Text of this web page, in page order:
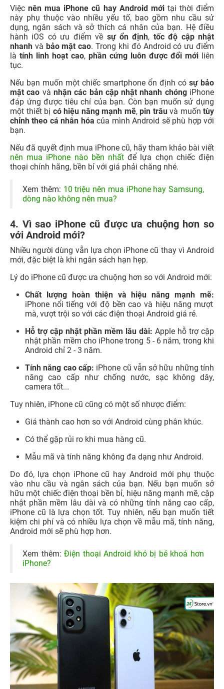
Việcnên mua iPhone cũ hay Android mớitại thời điểm
này phụ thuộc vào nhiều yếu tố, bao gồm nhu cầu sử
dụng, ngân sách và sở thích cá nhân của bạn. Hệ điều
hành iOS có ưu điểm về sự ổn định, tốc độ cập nhật
nhanh và bảo mật cao. Trong khi đó Android có ưu điểm
là tính linh hoạt cao, phần cứng luôn được đổi mới liên
tục.
Nếu bạn muốn một chiếc smartphone ổn định có sự bảo
mật cao và nhận các bản cập nhật nhanh chóngiPhone
đáp ứng được tiêu chí của bạn. Còn bạn muốn sử dụng
một thiết bị có hiệu năng mạnh mẽ, pin trâuvà muốn tùy
chỉnh theo cá nhân hóa của mình Android sẽ phù hợp với
bạn.
Nếu đã quyết định mua iPhone cũ, hãy tham khảo bài viết
nên mua iPhone nào bền nhất để lựa chọn chiếc điện
thoại chính hãng, bền bỉ với giá phải chăng nhé.
Xem thêm: 10 triệu nên mua iPhone hay Samsung,
dòng nào không nên mua?
4. Vì sao iPhone cũ được ưa chuộng hơn so
với Android mới?
Nhiều người dùng vẫn lựa chọn iPhone cũ thay vì Android
mới, đặc biệt là khi ngân sách hạn hẹp.
Lý do iPhone cũ được ưa chuộng hơn so với Android mới:
Chất lượng hoàn thiện và hiệu năng mạnh mẽ:
iPhone nổi tiếng với độ bền cao và hiệu năng mượt
mà, vượt trội so với các điện thoại Android giá rẻ.
Hỗ trợ cập nhật phần mềm lâu dài: Apple hỗ trợ cập
nhật phần mềm cho iPhone trong 5 - 6 năm, trong khi
Android chỉ 2 - 3 năm.
Tính năng cao cấp: iPhone cũ vẫn sở hữu những tính
năng cao cấp như chống nước, sạc không dây,
camera tốt...
Tuy nhiên, iPhone cũ cũng có một số nhược điểm:
Giá thành cao hơn so với Android cùng phân khúc.
Có thể gặp rủi ro khi mua hàng cũ.
Mẫu mã và tính năng không đa dạng như Android.
Do đó, lựa chọn iPhone cũ hay Android mới phụ thuộc
vào nhu cầu và ngân sách của bạn. Nếu bạn muốn sở
hữu một chiếc điện thoại bền bỉ, hiệu năng mạnh mẽ, cập
nhật phần mềm lâu dài và có những tính năng cao cấp,
iPhone cũ là lựa chọn tốt. Tuy nhiên, nếu bạn muốn tiết
kiệm chi phí và có nhiều lựa chọn về mẫu mã, tính năng,
Android mới sẽ phù hợp hơn.
Xem thêm:Điện thoại Android khó bị bẻ khoá hơn
iPhone?